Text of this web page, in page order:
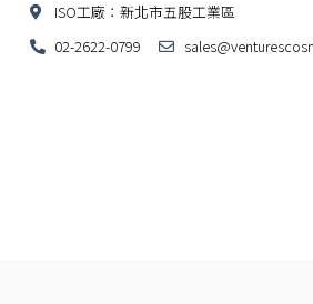
ISO工廠：新北市五股工業區
02-2622-0799